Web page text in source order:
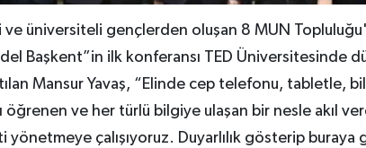
ve üniversiteli gençlerden oluşan 8 MUN
Başkent”in ilk konferansı TED Üniversitesinde
Mansur Yavaş, “Elinde cep telefonu, tabletle,
öğrenen ve her türlü bilgiye ulaşan bir nesle akıl
çalışıyoruz. Duyarlılık gösterip buraya